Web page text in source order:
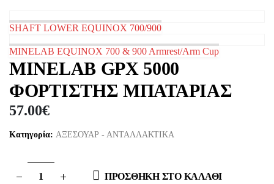
SHAFT LOWER EQUINOX 700/900
MINELAB EQUINOX 700 & 900 Armrest/Arm Cup
MINELAB GPX 5000
ΦΟΡΤΙΣΤΗΣ MΠΑΤΑΡΙΑΣ
57.00€
Κατηγορία: ΑΞΕΣΟΥΑΡ - ΑΝΤΑΛΛΑΚΤΙΚΑ
ΠΡΟΣΘΉΚΗ ΣΤΟ ΚΑΛΆΘΙ